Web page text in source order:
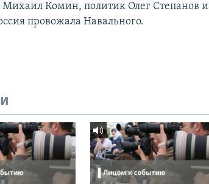
Михаил Комин, политик Олег Степанов
провожала Навального.